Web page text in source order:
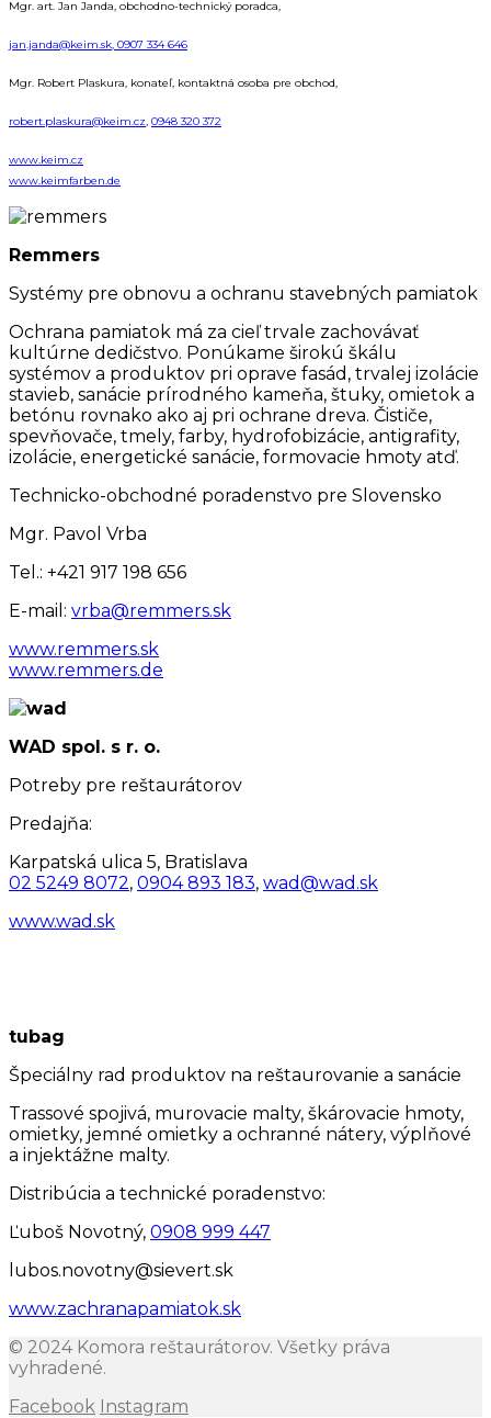
Mgr. art. Jan Janda, obchodno-technický poradca,
jan.janda@keim.sk, 0907 334 646
Mgr. Robert Plaskura, konateľ, kontaktná osoba pre obchod,
robert.plaskura@keim.cz, 0948 320 372
www.keim.cz
www.keimfarben.de
Remmers
Systémy pre obnovu a ochranu stavebných pamiatok
Ochrana pamiatok má za cieľ trvale zachovávať
kultúrne dedičstvo. Ponúkame širokú škálu
systémov a produktov pri oprave fasád, trvalej izolácie
stavieb, sanácie prírodného kameňa, štuky, omietok a
betónu rovnako ako aj pri ochrane dreva. Čističe,
spevňovače, tmely, farby, hydrofobizácie, antigrafity,
izolácie, energetické sanácie, formovacie hmoty atď.
Technicko-obchodné poradenstvo pre Slovensko
Mgr. Pavol Vrba
Tel.: +421 917 198 656
E-mail: vrba@remmers.sk
www.remmers.sk
www.remmers.de
WAD spol. s r. o.
Potreby pre reštaurátorov
Predajňa:
Karpatská ulica 5, Bratislava
02 5249 8072, 0904 893 183, wad@wad.sk
www.wad.sk
tubag
Špeciálny rad produktov na reštaurovanie a sanácie
Trassové spojivá, murovacie malty, škárovacie hmoty,
omietky, jemné omietky a ochranné nátery, výplňové
a injektážne malty.
Distribúcia a technické poradenstvo:
Ľuboš Novotný, 0908 999 447
lubos.novotny@sievert.sk
www.zachranapamiatok.sk
© 2024 Komora reštaurátorov. Všetky práva
vyhradené.
Facebook Instagram